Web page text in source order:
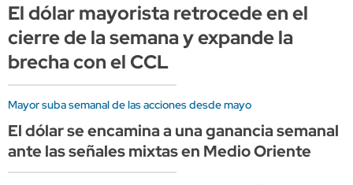
El dólar mayorista retrocede en el
cierre de la semana y expande la
brecha con el CCL
Mayor suba semanal de las acciones desde mayo
El dólar se encamina a una ganancia semanal
ante las señales mixtas en Medio Oriente